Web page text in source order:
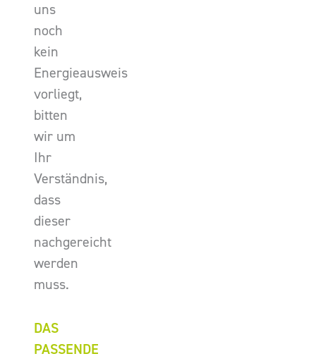
uns
noch
kein
Energieausweis
vorliegt,
bitten
wir um
Ihr
Verständnis,
dass
dieser
nachgereicht
werden
muss.
DAS
PASSENDE